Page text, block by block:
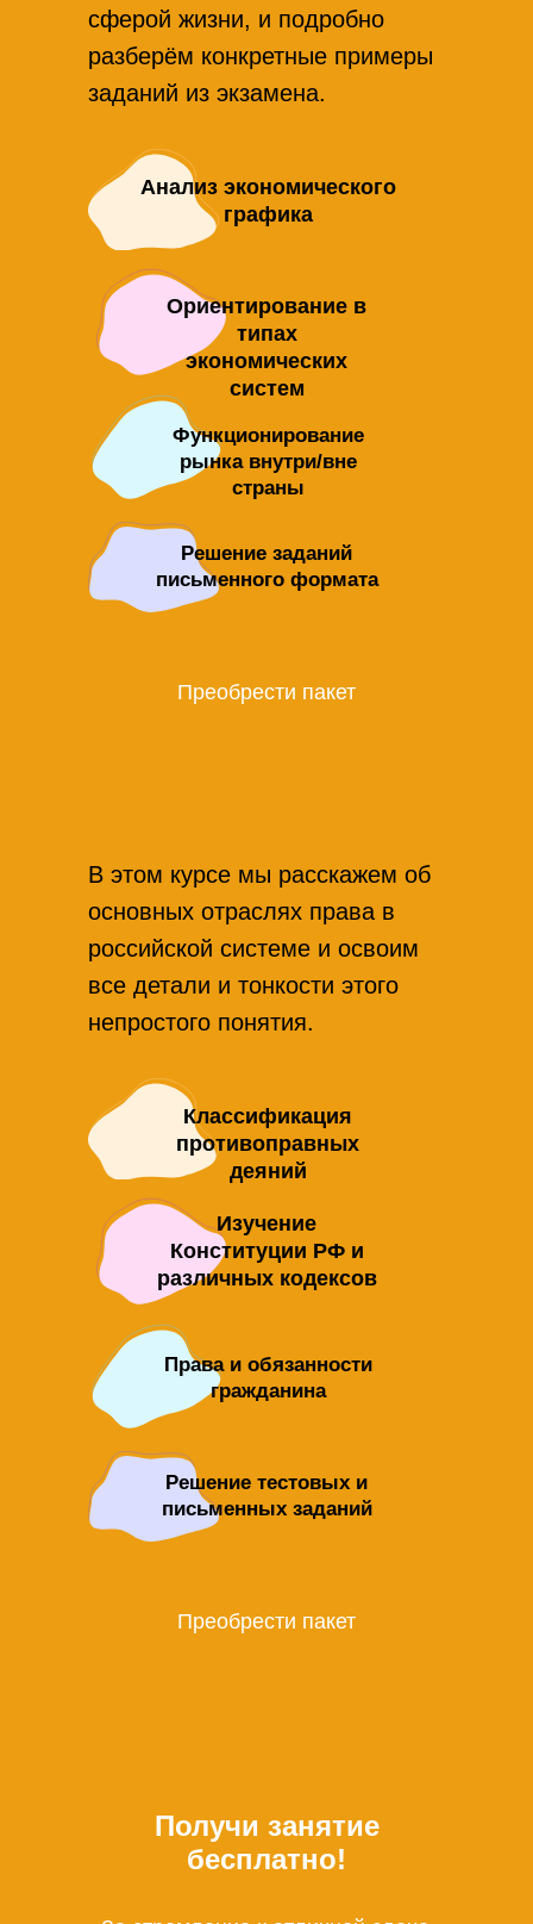
сферой жизни, и подробно
разберём конкретные примеры
заданий из экзамена.
Анализ экономического
графика
Функционирование
рынка внутри/вне
страны
Ориентирование в
типах
экономических
систем
Решение заданий
письменного формата
Преобрести пакет
В этом курсе мы расскажем об
основных отраслях права в
российской системе и освоим
все детали и тонкости этого
непростого понятия.
Классификация
противоправных
деяний
Права и обязанности
гражданина
Изучение
Конституции РФ и
различных кодексов
Решение тестовых и
письменных заданий
Преобрести пакет
Получи занятие
бесплатно!